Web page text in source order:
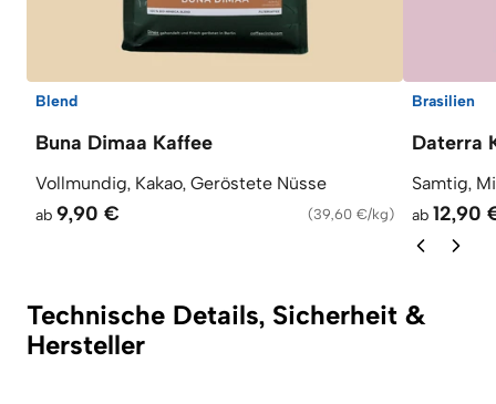
Blend
Buna Dimaa Kaffee
Vollmundig, Kakao, Geröstete Nüsse
ab 9,90 € (39,60 €/kg)
Brasilien
Daterra
Samtig,
ab 12,90
Technische Details, Sicherheit &
Hersteller